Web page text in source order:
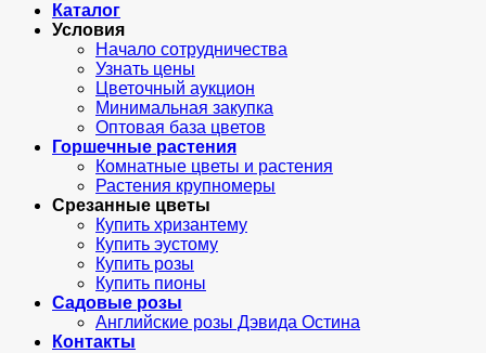
Каталог
Условия
Начало сотрудничества
Узнать цены
Цветочный аукцион
Минимальная закупка
Оптовая база цветов
Горшечные растения
Комнатные цветы и растения
Растения крупномеры
Срезанные цветы
Купить хризантему
Купить эустому
Купить розы
Купить пионы
Садовые розы
Английские розы Дэвида Остина
Контакты